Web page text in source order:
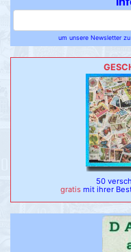
um unsere Newsletter
50
gratis mit ihrer